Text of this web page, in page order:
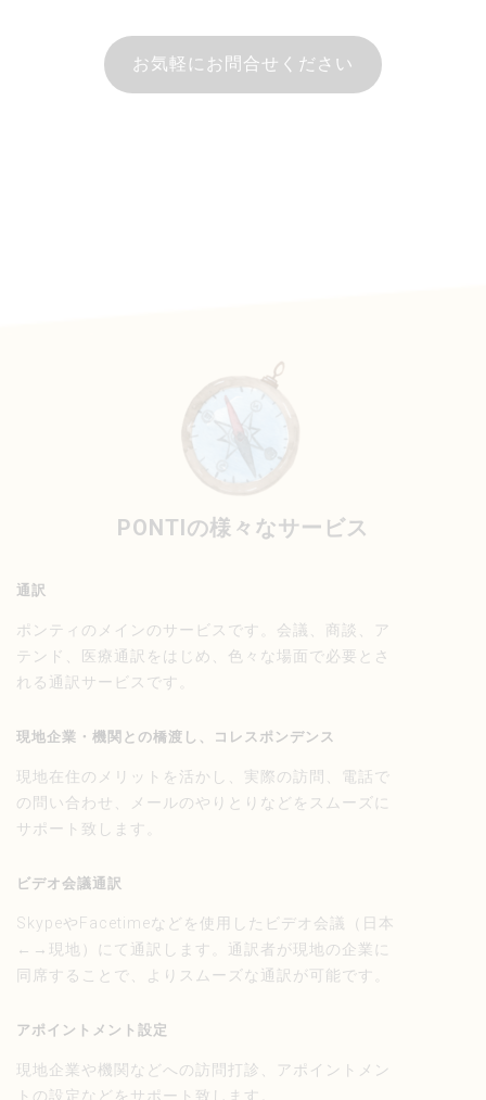
お気軽にお問合せください
PONTIの様々なサービス
通訳
ポンティのメインのサービスです。会議、商談、ア
テンド、医療通訳をはじめ、色々な場面で必要とさ
れる通訳サービスです。
現地企業・機関との橋渡し、コレスポンデンス
現地在住のメリットを活かし、実際の訪問、電話で
の問い合わせ、メールのやりとりなどをスムーズに
サポート致します。
ビデオ会議通訳
SkypeやFacetimeなどを使用したビデオ会議（日本
←→現地）にて通訳します。通訳者が現地の企業に
同席することで、よりスムーズな通訳が可能です。
アポイントメント設定
現地企業や機関などへの訪問打診、アポイントメン
トの設定などをサポート致します。